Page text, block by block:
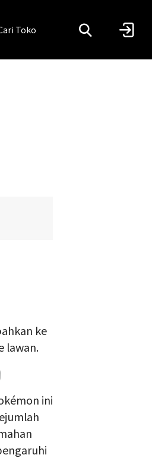
Toko
ke
lawan.
ini